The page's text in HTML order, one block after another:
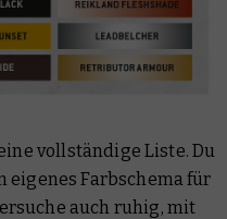
vollständige Liste. Du
Farbschema für
auch ruhig, mit